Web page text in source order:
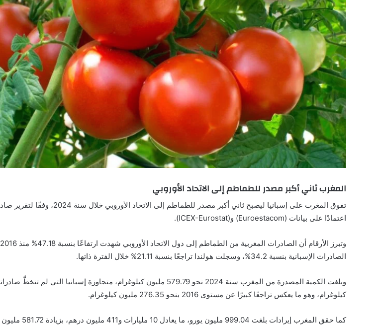
المغرب ثاني أكبر مصدر للطماطم إلى الاتحاد الأوروبي
اعتمادًا على بيانات (Euroestacom) و(ICEX-Eurostat).
الصادرات الإسبانية بنسبة 34.2%، وسجلت هولندا تراجعًا بنسبة 21.11% خلال الفترة ذاتها.
كيلوغرام، وهو ما يعكس تراجعًا كبيرًا عن مستوى 2016 بنحو 276.35 مليون كيلوغرام.